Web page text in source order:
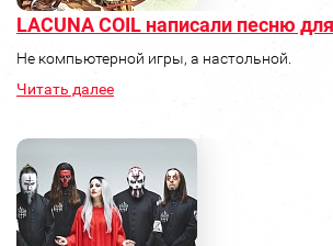
LACUNA COIL написали песню
Не компьютерной игры, а настольной.
Читать далее